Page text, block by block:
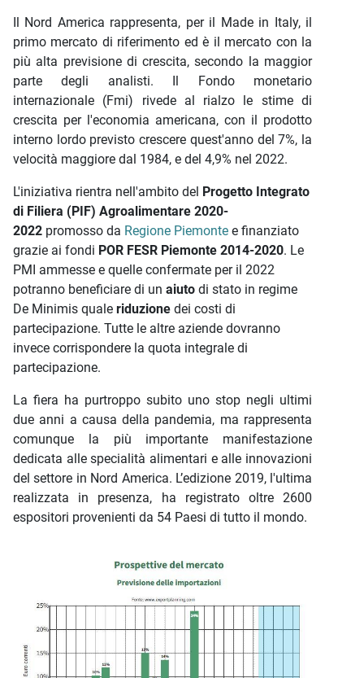
Il Nord America rappresenta, per il Made in Italy, il
primo mercato di riferimento ed è il mercato con la
più alta previsione di crescita, secondo la maggior
parte degli analisti. Il Fondo monetario
internazionale (Fmi) rivede al rialzo le stime di
crescita per l'economia americana, con il prodotto
interno lordo previsto crescere quest'anno del 7%, la
velocità maggiore dal 1984, e del 4,9% nel 2022.
L'iniziativa rientra nell'ambito del Progetto Integrato
di Filiera (PIF) Agroalimentare 2020-
2022 promosso da Regione Piemonte e finanziato
grazie ai fondi POR FESR Piemonte 2014-2020. Le
PMI ammesse e quelle confermate per il 2022
potranno beneficiare di un aiuto di stato in regime
De Minimis quale riduzione dei costi di
partecipazione. Tutte le altre aziende dovranno
invece corrispondere la quota integrale di
partecipazione.
La fiera ha purtroppo subito uno stop negli ultimi
due anni a causa della pandemia, ma rappresenta
comunque la più importante manifestazione
dedicata alle specialità alimentari e alle innovazioni
del settore in Nord America. L’edizione 2019, l'ultima
realizzata in presenza, ha registrato oltre 2600
espositori provenienti da 54 Paesi di tutto il mondo.